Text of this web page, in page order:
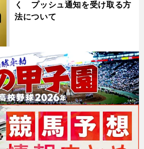
く プッシュ通知を受け取る方
法について